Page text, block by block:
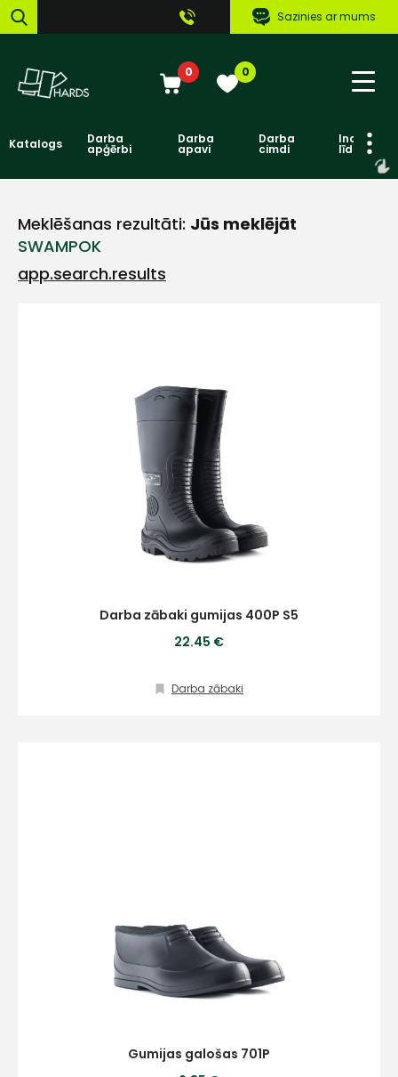
Sazinies ar mums
0 0
Katalogs Darba
apģērbi
Darba
apavi
Darba
cimdi līdzekļi
Meklēšanas rezultāti: Jūs meklējāt
SWAMPOK
app.search.results
Darba zābaki gumijas 400P S5
22.45 €
Darba zābaki
Gumijas galošas 701P